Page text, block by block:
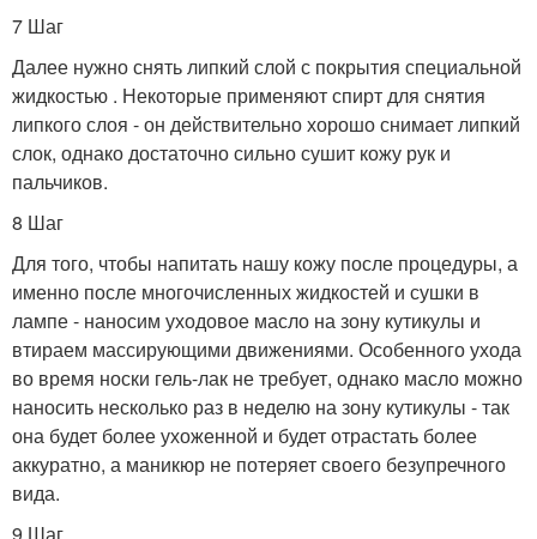
7 Шаг
Далее нужно снять липкий слой с покрытия специальной
жидкостью . Некоторые применяют спирт для снятия
липкого слоя - он действительно хорошо снимает липкий
слок, однако достаточно сильно сушит кожу рук и
пальчиков.
8 Шаг
Для того, чтобы напитать нашу кожу после процедуры, а
именно после многочисленных жидкостей и сушки в
лампе - наносим уходовое масло на зону кутикулы и
втираем массирующими движениями. Особенного ухода
во время носки гель-лак не требует, однако масло можно
наносить несколько раз в неделю на зону кутикулы - так
она будет более ухоженной и будет отрастать более
аккуратно, а маникюр не потеряет своего безупречного
вида.
9 Шаг